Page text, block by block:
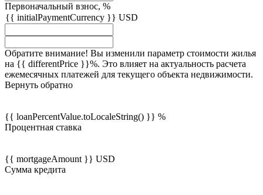
Первоначальный взнос, %
{{ initialPaymentCurrency }} USD
Обратите внимание! Вы изменили параметр стоимости жилья
на {{ differentPrice }}%. Это влияет на актуальность расчета
ежемесячных платежей для текущего объекта недвижимости.
Вернуть обратно
{{ loanPercentValue.toLocaleString() }} %
Процентная ставка
{{ mortgageAmount }} USD
Сумма кредита